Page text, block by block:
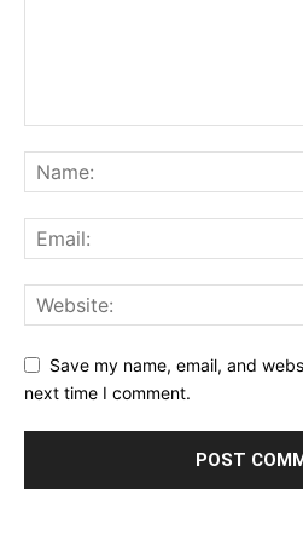
Save my name, email, and
next time I comment.